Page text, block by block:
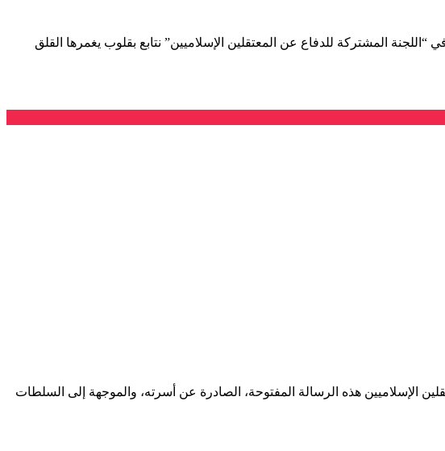
المشتركة للدفاع عن المعتقلين الإسلاميين” نتابع بقلوب يغمرها القلق
الإسلاميين هذه الرسالة المفتوحة، الصادرة عن أسرته، والموجهة إلى السلطات